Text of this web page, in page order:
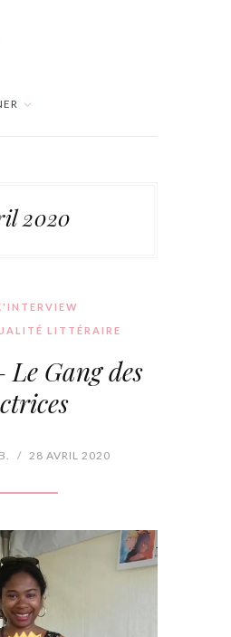
2020
LITTÉRAIRE
Gang des
/ 28 AVRIL 2020